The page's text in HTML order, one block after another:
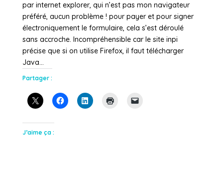
par internet explorer, qui n’est pas mon navigateur
préféré, aucun problème ! pour payer et pour signer
électroniquement le formulaire, cela s’est déroulé
sans accroche. Incompréhensible car le site inpi
précise que si on utilise Firefox, il faut télécharger
Java…
Partager :
J’aime ça :